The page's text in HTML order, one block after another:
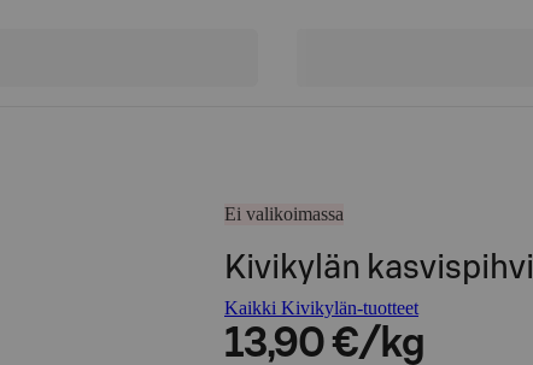
Ei valikoimassa
Kivikylän kasvispihvi
Kaikki Kivikylän-tuotteet
13,90 €/kg